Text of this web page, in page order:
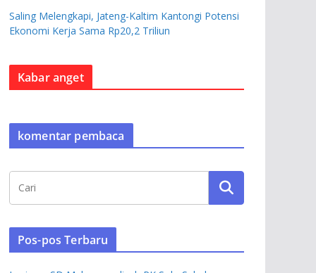
Saling Melengkapi, Jateng-Kaltim Kantongi Potensi
Ekonomi Kerja Sama Rp20,2 Triliun
Kabar anget
komentar pembaca
Pos-pos Terbaru